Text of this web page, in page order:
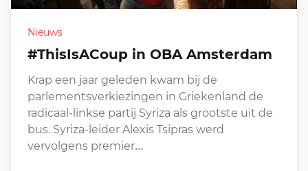
Nieuws
#ThisIsACoup in OBA Amsterdam
Krap een jaar geleden kwam bij de
parlementsverkiezingen in Griekenland de
radicaal-linkse partij Syriza als grootste uit de
bus. Syriza-leider Alexis Tsipras werd
vervolgens premier…